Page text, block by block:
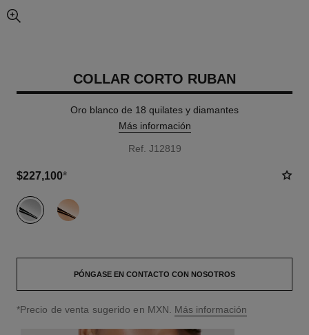
imagen agrandada
COLLAR CORTO RUBAN
Oro blanco de 18 quilates y diamantes
Más información
Ref. J12819
$227,100*
variante (2)
PÓNGASE EN CONTACTO CON NOSOTROS
↩
*Precio de venta sugerido en MXN. Más información